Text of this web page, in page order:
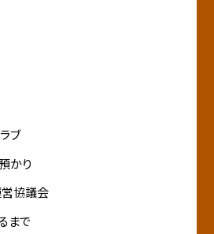
ブ
かり
協議会
まで